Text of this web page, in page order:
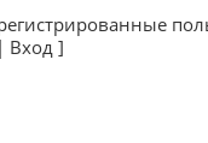
| Вход]